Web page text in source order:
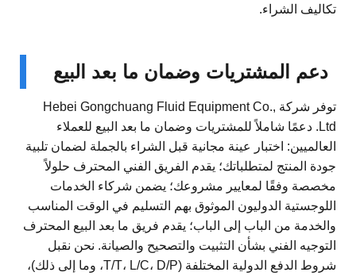
تكاليف الشراء.
دعم المشتريات وضمان ما بعد البيع
توفر شركة Hebei Gongchuang Fluid Equipment Co.,
Ltd. دعمًا شاملاً للمشتريات وضمان ما بعد البيع للعملاء
العالميين: اختبار عينة مجانية قبل الشراء بالجملة لضمان تلبية
جودة المنتج لمتطلباتك؛ يقدم الفريق الفني المحترف حلولاً
مخصصة وفقًا لمعايير مشروعك؛ يضمن شركاء الخدمات
اللوجستية الدوليون الموثوق بهم التسليم في الوقت المناسب
والخدمة من الباب إلى الباب؛ يقدم فريق ما بعد البيع المحترف
التوجيه الفني بشأن التثبيت والتصحيح والصيانة. نحن نقبل
شروط الدفع الدولية المختلفة (T/T، L/C، D/P، وما إلى ذلك)،